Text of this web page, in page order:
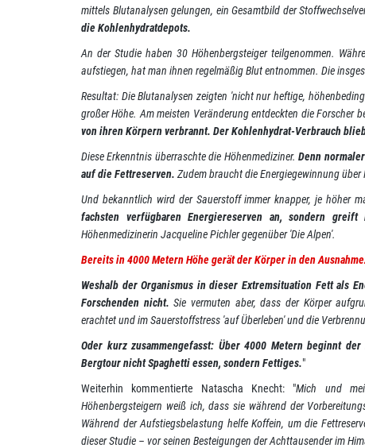
mittels Blutanalysen gelungen, ein Gesamtbild der
die Kohlenhydratdepots.
An der Studie haben 30 Höhenbergsteiger teilgenommen.
aufstiegen, hat man ihnen regelmäßig Blut entnommen. Die
Resultat: Die Blutanalysen zeigten 'nicht nur heftige,
großer Höhe. Am meisten Veränderung entdeckten die Forscher
von ihren Körpern verbrannt. Der Kohlenhydrat-Verbrauch
Diese Erkenntnis überraschte die Höhenmediziner.Denn
auf die Fettreserven. Zudem braucht die Energiegewinnung
Und bekanntlich wird der Sauerstoff immer knapper, je höher
fachsten verfügbaren Energiereserven an, sondern
Höhenmedizinerin Jacqueline Pichler gegenüber 'Die Alpen'.
Bereits in 4000 Metern Höhe gerät der Körper in den
Weshalb der Organismus in dieser Extremsituation Fett als
Forschenden nicht. Sie vermuten aber, dass der Körper
erachtet und im Sauerstoffstress 'auf Überleben' und die
Oder kurz zusammengefasst: Über 4000 Metern beginnt
Bergtour nicht Spaghetti essen, sondern Fettiges."
Weiterhin kommentierte Natascha Knecht: "Mich und
Höhenbergsteigern weiß ich, dass sie während der
Während der Aufstiegsbelastung helfe Koffein, um die
dieser Studie – vor seinen Besteigungen der Achttausender im